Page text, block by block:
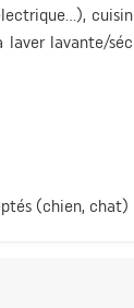
laver lavante/
(chien, chat)